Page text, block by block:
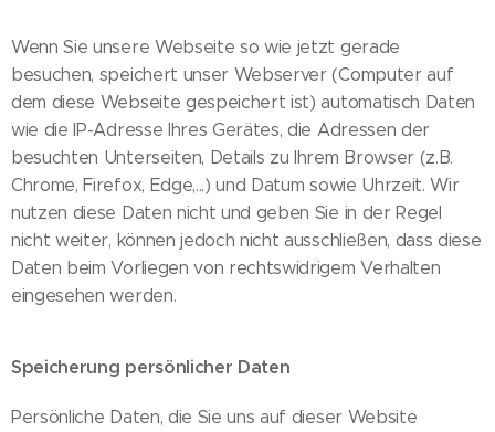
Wenn Sie unsere Webseite so wie jetzt gerade
besuchen, speichert unser Webserver (Computer auf
dem diese Webseite gespeichert ist) automatisch Daten
wie die IP-Adresse Ihres Gerätes, die Adressen der
besuchten Unterseiten, Details zu Ihrem Browser (z.B.
Chrome, Firefox, Edge,...) und Datum sowie Uhrzeit. Wir
nutzen diese Daten nicht und geben Sie in der Regel
nicht weiter, können jedoch nicht ausschließen, dass diese
Daten beim Vorliegen von rechtswidrigem Verhalten
eingesehen werden.
Speicherung persönlicher Daten
Persönliche Daten, die Sie uns auf dieser Website